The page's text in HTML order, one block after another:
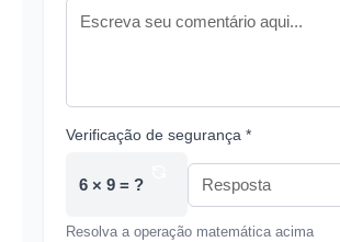
Verificação de segurança *
6 × 9 = ?
Resolva a operação matemática acima